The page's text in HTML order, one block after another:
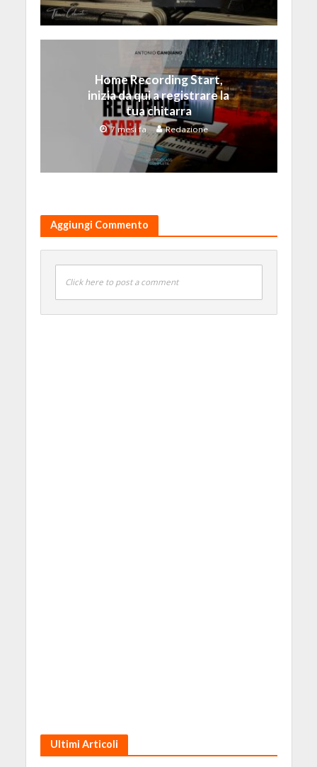
Home Recording Start,
inizia da qui a registrare la
tua chitarra
7 mesi fa Redazione
Aggiungi Commento
Click here to post a comment
Ultimi Articoli